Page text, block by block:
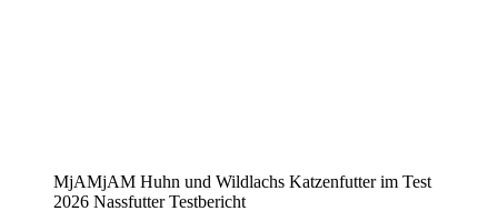
MjAMjAM Huhn und Wildlachs Katzenfutter im Test
2026 Nassfutter Testbericht